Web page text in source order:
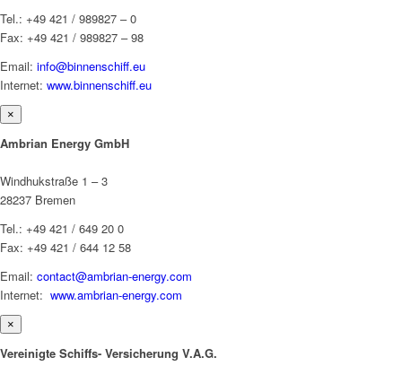
Tel.: +49 421 / 989827 – 0
Fax: +49 421 / 989827 – 98
Email: info@binnenschiff.eu
Internet: www.binnenschiff.eu
×
Ambrian Energy GmbH
Windhukstraße 1 – 3
28237 Bremen
Tel.: +49 421 / 649 20 0
Fax: +49 421 / 644 12 58
Email: contact@ambrian-energy.com
Internet: www.ambrian-energy.com
×
Vereinigte Schiffs- Versicherung V.A.G.